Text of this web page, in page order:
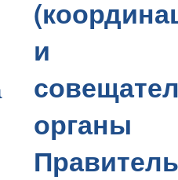
и
органы